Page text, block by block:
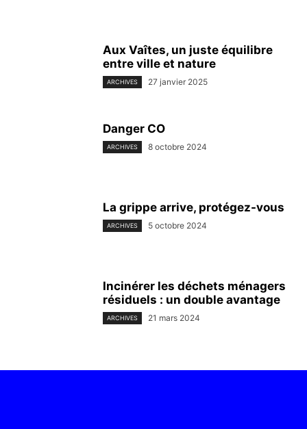
Aux Vaîtes, un juste équilibre
entre ville et nature
ARCHIVES 27 janvier 2025
Danger CO
ARCHIVES 8 octobre 2024
La grippe arrive, protégez-vous
ARCHIVES 5 octobre 2024
Incinérer les déchets ménagers
résiduels : un double avantage
ARCHIVES 21 mars 2024